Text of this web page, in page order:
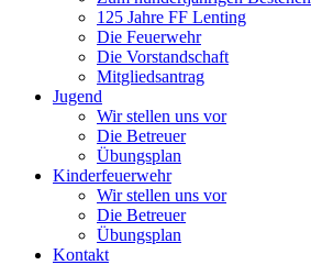
125 Jahre FF Lenting
Die Feuerwehr
Die Vorstandschaft
Mitgliedsantrag
Jugend
Wir stellen uns vor
Die Betreuer
Übungsplan
Kinderfeuerwehr
Wir stellen uns vor
Die Betreuer
Übungsplan
Kontakt